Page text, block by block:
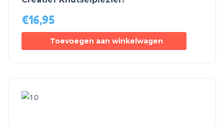
€16,95
Toevoegen aan winkelwagen